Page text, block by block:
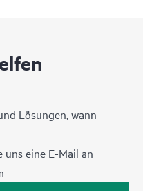
Lösungen, wann
uns eine E-Mail an